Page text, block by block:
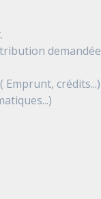
demandée
Emprunt, crédits...)